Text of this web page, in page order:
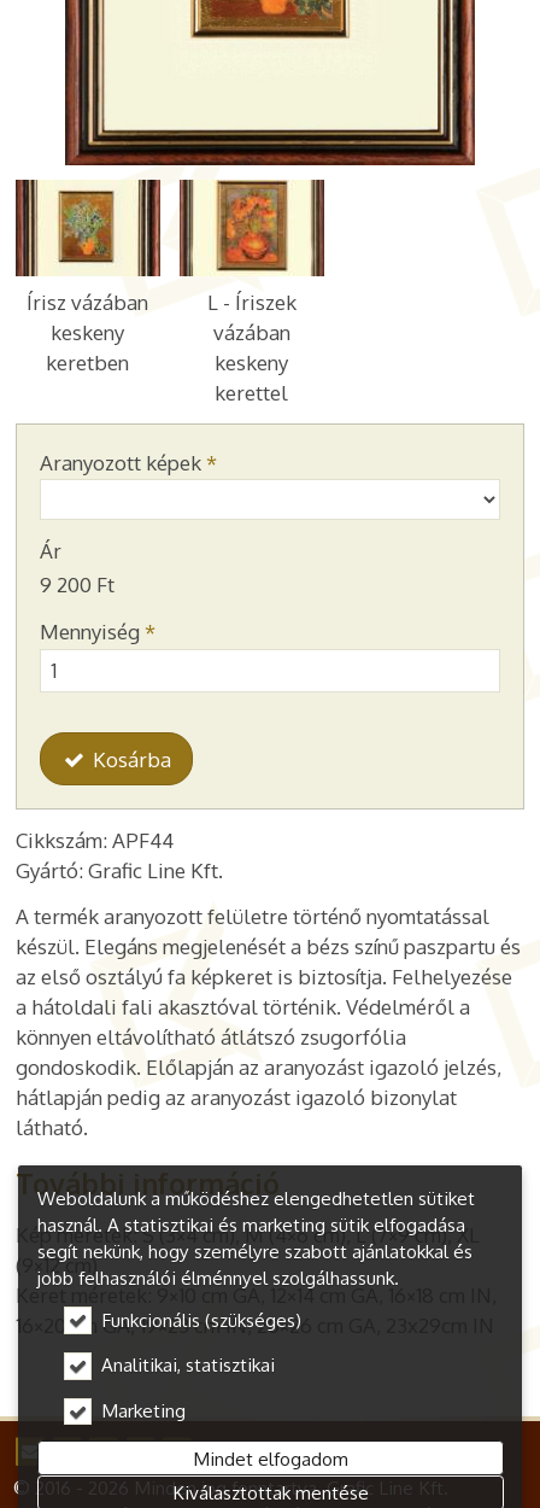
Írisz vázában
keskeny
keretben
L - Íriszek
vázában
keskeny
kerettel
Aranyozott képek *
Ár
9 200 Ft
Mennyiség *
Kosárba
Cikkszám: APF44
Gyártó: Grafic Line Kft.
A termék aranyozott felületre történő nyomtatással
készül. Elegáns megjelenését a bézs színű paszpartu és
az első osztályú fa képkeret is biztosítja. Felhelyezése
a hátoldali fali akasztóval történik. Védelméről a
könnyen eltávolítható átlátszó zsugorfólia
gondoskodik. Előlapján az aranyozást igazoló jelzés,
hátlapján pedig az aranyozást igazoló bizonylat
látható.
További információ
Kép méretek: S (3×4 cm), M (4×6 cm), L (7×9 cm), XL
(9×12 cm)
Keret méretek: 9×10 cm GA, 12×14 cm GA, 16×18 cm IN,
16×20 cm GA, 19×23 cm IN, 20×26 cm GA, 23x29cm IN
© 2016 - 2026 Minden jog fenntartva. Grafic Line Kft.
Weboldalunk a működéshez elengedhetetlen sütiket
használ. A statisztikai és marketing sütik elfogadása
segít nekünk, hogy személyre szabott ajánlatokkal és
jobb felhasználói élménnyel szolgálhassunk.
Funkcionális (szükséges)
Analitikai, statisztikai
Marketing
Mindet elfogadom
Kiválasztottak mentése